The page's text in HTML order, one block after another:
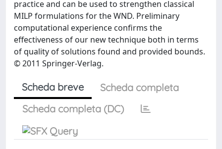
practice and can be used to strengthen classical
MILP formulations for the WND. Preliminary
computational experience confirms the
effectiveness of our new technique both in terms
of quality of solutions found and provided bounds.
© 2011 Springer-Verlag.
Scheda breve
Scheda completa
Scheda completa (DC)